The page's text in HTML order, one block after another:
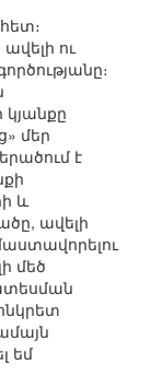
ու
մեր
է
և
ավելի
մեծ
եմ